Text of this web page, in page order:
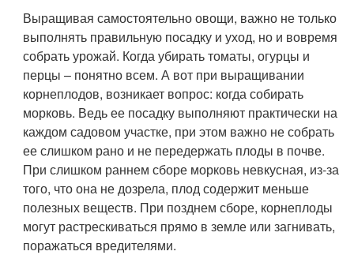
Выращивая самостоятельно овощи, важно не только
выполнять правильную посадку и уход, но и вовремя
собрать урожай. Когда убирать томаты, огурцы и
перцы – понятно всем. А вот при выращивании
корнеплодов, возникает вопрос: когда собирать
морковь. Ведь ее посадку выполняют практически на
каждом садовом участке, при этом важно не собрать
ее слишком рано и не передержать плоды в почве.
При слишком раннем сборе морковь невкусная, из-за
того, что она не дозрела, плод содержит меньше
полезных веществ. При позднем сборе, корнеплоды
могут растрескиваться прямо в земле или загнивать,
поражаться вредителями.